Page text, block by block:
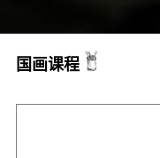
国画课程